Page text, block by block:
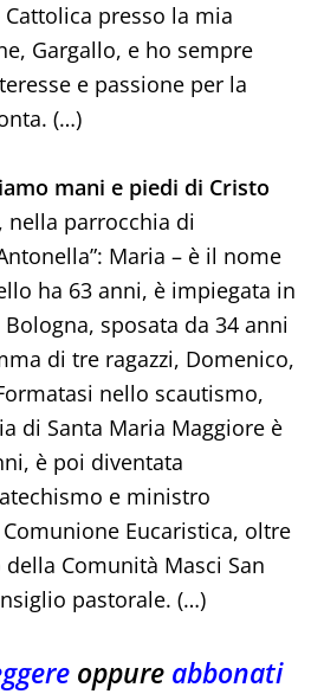
Cattolica presso la mia
Gargallo, e ho sempre
e passione per la
(…)
mani e piedi di Cristo
nella parrocchia di
Maria – è il nome
ha 63 anni, è impiegata in
sposata da 34 anni
di tre ragazzi, Domenico,
nello scautismo,
di Santa Maria Maggiore è
è poi diventata
e ministro
Eucaristica, oltre
Comunità Masci San
pastorale. (…)
oppure abbonati